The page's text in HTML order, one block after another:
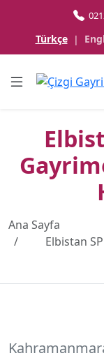
Türkçe |
Ana Sayfa
Elbistan